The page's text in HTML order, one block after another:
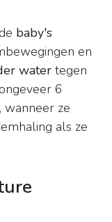
baby's
en
water tegen
6
wanneer ze
als ze